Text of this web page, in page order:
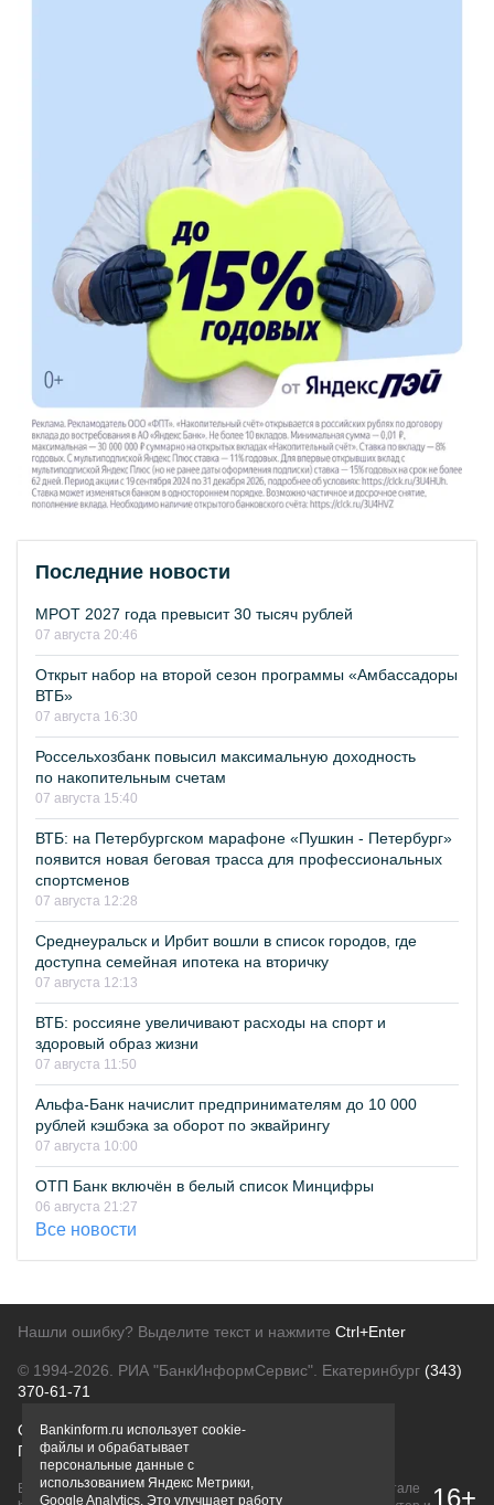
Последние новости
МРОТ 2027 года превысит 30 тысяч рублей
07 августа 20:46
Открыт набор на второй сезон программы «Амбассадоры
ВТБ»
07 августа 16:30
Россельхозбанк повысил максимальную доходность
по накопительным счетам
07 августа 15:40
ВТБ: на Петербургском марафоне «Пушкин - Петербург»
появится новая беговая трасса для профессиональных
спортсменов
07 августа 12:28
Среднеуральск и Ирбит вошли в список городов, где
доступна семейная ипотека на вторичку
07 августа 12:13
ВТБ: россияне увеличивают расходы на спорт и
здоровый образ жизни
07 августа 11:50
Альфа-Банк начислит предпринимателям до 10 000
рублей кэшбэка за оборот по эквайрингу
07 августа 10:00
ОТП Банк включён в белый список Минцифры
06 августа 21:27
Все новости
Нашли ошибку? Выделите текст и нажмите Ctrl+Enter
© 1994-2026. РИА "БанкИнформСервис". Екатеринбург (343)
370-61-71
О проектеПолитика конфиденциальности
Правовая информацияДля рекламодателей
Вся информация о продуктах банков, размещенная на портале
16+
Bankinform.ru использует cookie-
файлы и обрабатывает
персональные данные с
использованием Яндекс Метрики,
Google Analytics. Это улучшает работу